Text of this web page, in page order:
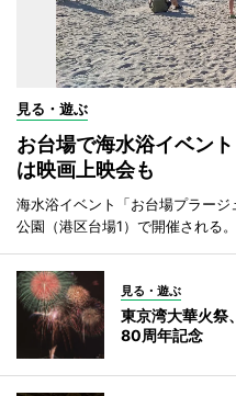
見る・遊ぶ
お台場で海水浴イベン
は映画上映会も
海水浴イベント「お台場プラー
公園（港区台場1）で開催される。
見る・遊ぶ
東京湾大華火
80周年記念